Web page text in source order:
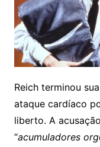
Reich terminou
ataque cardíaco
liberto. A
“acumuladores